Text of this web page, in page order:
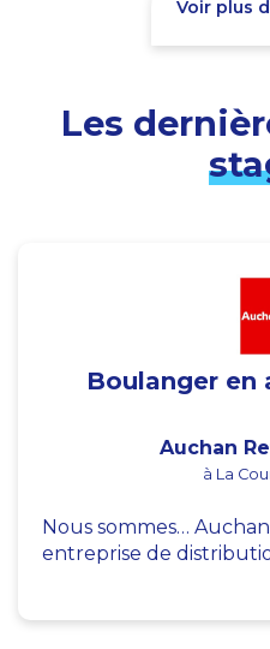
Voir plus
Les
Boulanger en
Auchan
à La
Nous sommes…
entreprise de